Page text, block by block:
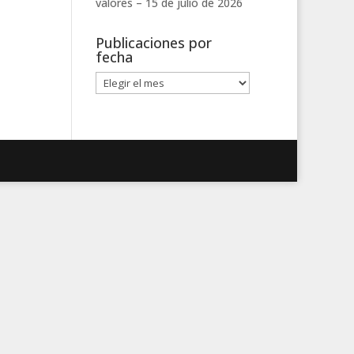
Publicaciones por
fecha
Publicaciones
por